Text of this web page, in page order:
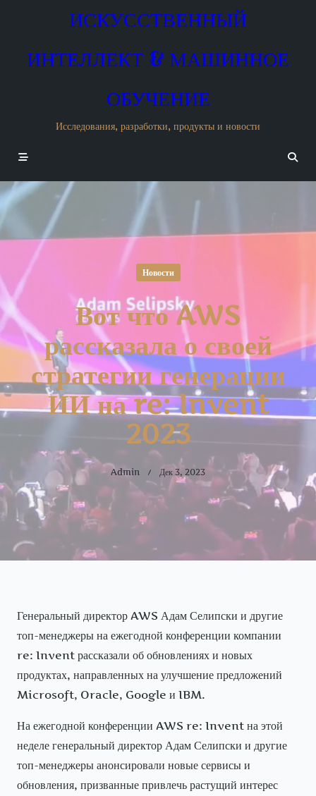
ИСКУССТВЕННЫЙ
ИНТЕЛЛЕКТ & МАШИННОЕ
ОБУЧЕНИЕ
Исследования, разработки, продукты и новости
Новости
Вот что AWS
рассказала о своей
стратегии генерации
ИИ на re: Invent
2023
Admin Дек 3, 2023
Генеральный директор AWS Адам Селипски и другие
топ-менеджеры на ежегодной конференции компании
re: Invent рассказали об обновлениях и новых
продуктах, направленных на улучшение предложений
Microsoft, Oracle, Google и IBM.
На ежегодной конференции AWS re: Invent на этой
неделе генеральный директор Адам Селипски и другие
топ-менеджеры анонсировали новые сервисы и
обновления, призванные привлечь растущий интерес